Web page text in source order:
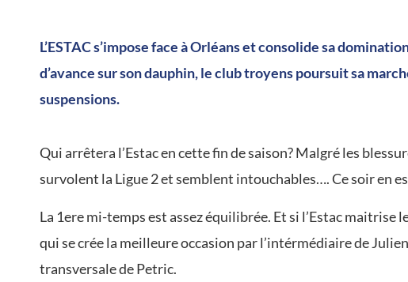
L’ESTAC s’impose face à Orléans et consolide sa
d’avance sur son dauphin, le club troyens poursuit sa
suspensions.
Qui arrêtera l’Estac en cette fin de saison? Malgré les
survolent la Ligue 2 et semblent intouchables…. Ce soir en
La 1ere mi-temps est assez équilibrée. Et si l’Estac maitrise
qui se crée la meilleure occasion par l’intérmédiaire de
transversale de Petric.